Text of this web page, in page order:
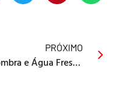
PRÓXIMO
Equipe Nacional do Projeto Sombra e Água Fresca se prepara para celebração dos 15 anos do projeto